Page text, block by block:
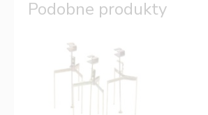
Podobne produkty